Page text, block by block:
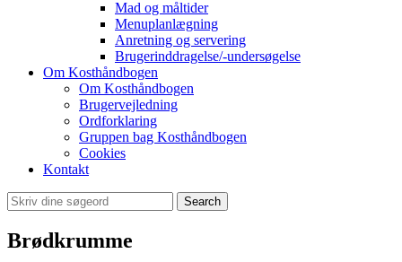
Mad og måltider
Menuplanlægning
Anretning og servering
Brugerinddragelse/-undersøgelse
Om Kosthåndbogen
Om Kosthåndbogen
Brugervejledning
Ordforklaring
Gruppen bag Kosthåndbogen
Cookies
Kontakt
Search
Brødkrumme